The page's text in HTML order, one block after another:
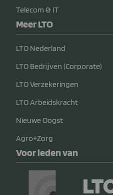
Telecom & IT
Meer LTO
LTO Nederland
LTO Bedrijven (Corporate)
LTO Verzekeringen
LTO Arbeidskracht
Nieuwe Oogst
Agro+Zorg
Voor leden van